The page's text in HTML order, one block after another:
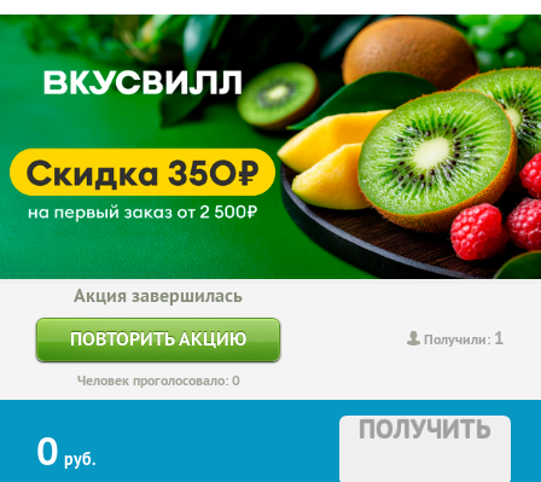
Получили: 1
Акция завершилась
ПОВТОРИТЬ АКЦИЮ
Человек проголосовало: 0
0 руб.
ПОЛУЧИТЬ